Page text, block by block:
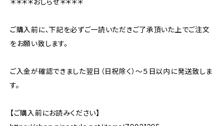
＊＊＊＊おしらせ＊＊＊＊
ご購入前に、下記を必ずご一読いただきご了承頂いた上でご注文
をお願い致します。
ご入金が確認できました翌日（日祝除く）～５日以内に発送致しま
す。
【ご購入前にお読みください】